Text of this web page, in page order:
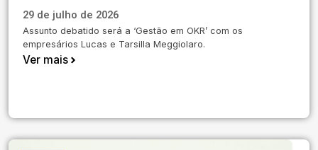
29 de julho de 2026
Assunto debatido será a ‘Gestão em OKR’ com os
empresários Lucas e Tarsilla Meggiolaro.
Ver mais